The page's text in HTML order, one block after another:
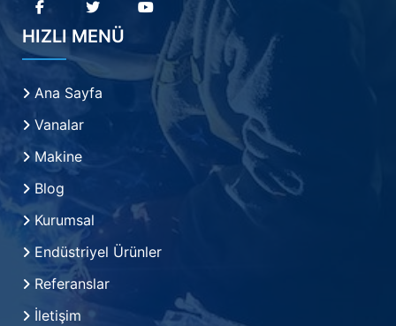
HIZLI MENÜ
Ana Sayfa
Vanalar
Makine
Blog
Kurumsal
Endüstriyel Ürünler
Referanslar
İletişim